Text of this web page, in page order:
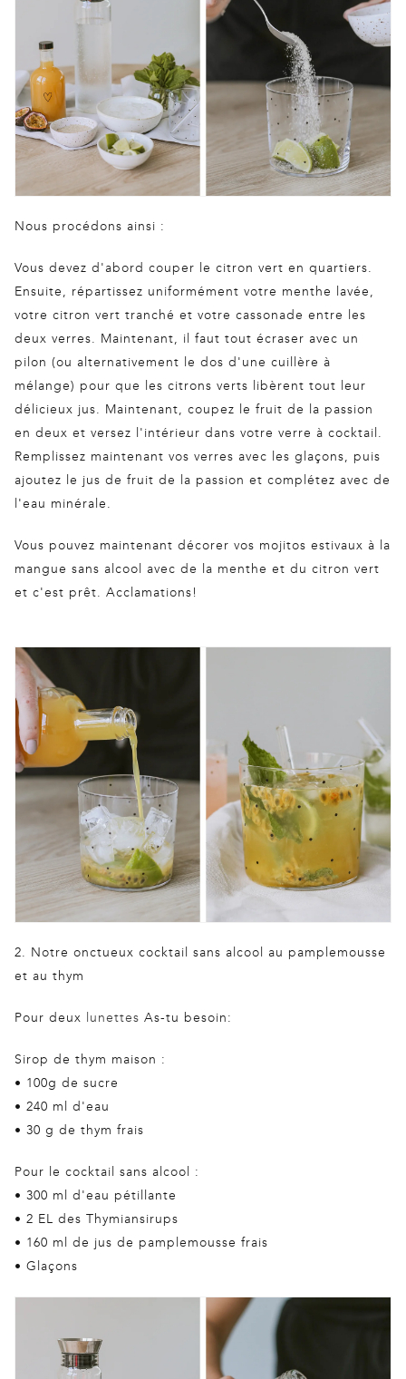
Nous procédons ainsi :
Vous devez d'abord couper le citron vert en quartiers.
Ensuite, répartissez uniformément votre menthe lavée,
votre citron vert tranché et votre cassonade entre les
deux verres. Maintenant, il faut tout écraser avec un
pilon (ou alternativement le dos d'une cuillère à
mélange) pour que les citrons verts libèrent tout leur
délicieux jus. Maintenant, coupez le fruit de la passion
en deux et versez l'intérieur dans votre verre à cocktail.
Remplissez maintenant vos verres avec les glaçons, puis
ajoutez le jus de fruit de la passion et complétez avec de
l'eau minérale.
Vous pouvez maintenant décorer vos mojitos estivaux à la
mangue sans alcool avec de la menthe et du citron vert
et c'est prêt. Acclamations!
2. Notre onctueux cocktail sans alcool au pamplemousse
et au thym
Pour deux lunettes As-tu besoin:
Sirop de thym maison :
• 100g de sucre
• 240 ml d'eau
• 30 g de thym frais
Pour le cocktail sans alcool :
• 300 ml d'eau pétillante
• 2 EL des Thymiansirups
• 160 ml de jus de pamplemousse frais
• Glaçons